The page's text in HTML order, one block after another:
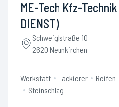
ME-Tech Kfz-
DIENST)
Schweiglstraße 10
2620 Neunkirchen
Werkstatt Lackierer Reifen
Steinschlag